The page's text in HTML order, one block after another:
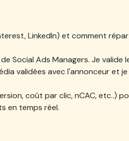
LinkedIn) et comment
Social Ads Managers. Je valide
validées avec l'annonceur et je
coût par clic, nCAC, etc..)
en temps réel.